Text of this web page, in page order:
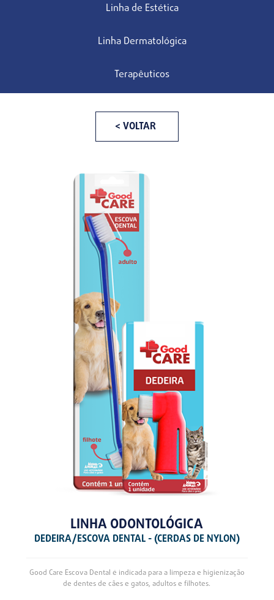
Linha de Estética
Linha Dermatológica
Terapêuticos
< VOLTAR
LINHA ODONTOLÓGICA
DEDEIRA/ESCOVA DENTAL - (CERDAS DE NYLON)
Good Care Escova Dental é indicada para a limpeza e higienização
de dentes de cães e gatos, adultos e filhotes.